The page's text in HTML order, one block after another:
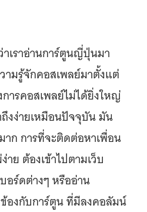
าเราอ่านการ์ตูนญี่ปุ่นมา
มรู้จักคอสเพลย์มาตั้งแต่
ารคอสเพลย์ไม่ได้ยิ่งใหญ่
งง่ายเหมือนปัจจุบัน มัน
าก การที่จะติดต่อหาเพื่อน
ย ต้องเข้าไปตามเว็บ
อร์ดต่างๆ หรืออ่าน
องกับการ์ตูน ที่มีลงคอลัมน์